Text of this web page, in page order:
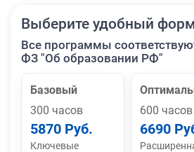
Выберите удобный
Все программы
ФЗ "Об образовании РФ"
Базовый
300 часов
5870 Руб.
Ключевые
600 часов
6690